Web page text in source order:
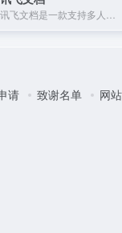
请 致谢名单 网